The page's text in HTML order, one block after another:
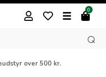
0
over 500 kr.